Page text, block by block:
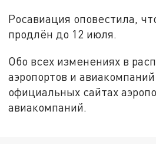
Росавиация оповестила,
продлён до 12 июля.
Обо всех изменениях в
аэропортов и
официальных сайтах
авиакомпаний.